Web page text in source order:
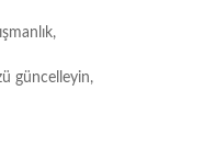
güncelleyin,